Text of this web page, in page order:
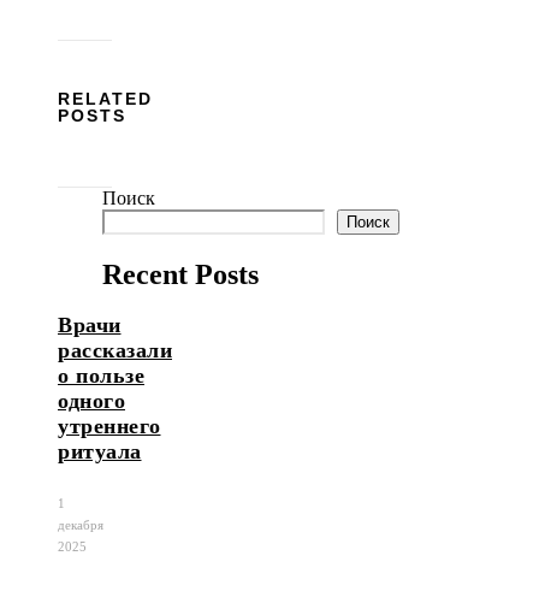
RELATED
POSTS
Врачи
рассказали
о пользе
одного
утреннего
ритуала
1
декабря
2025
Поиск
Поиск
Recent Posts